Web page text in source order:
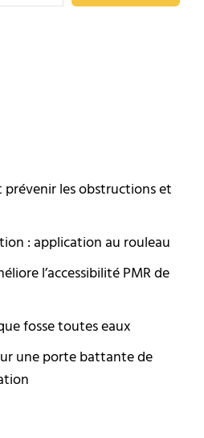
les obstructions et
: application au rouleau
l’accessibilité PMR de
fosse toutes eaux
une porte battante de